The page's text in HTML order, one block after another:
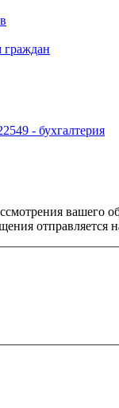
граждан
- бухгалтерия
вашего